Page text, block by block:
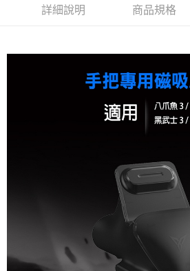
7-11取貨付款
付款後7-11取貨
每筆NT$80，滿NT$1,500(含以上)免運費
每筆NT$150，滿NT$2,000(含以上)免運
詳細說明 商品規格